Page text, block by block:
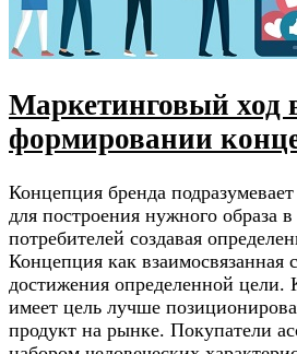
Маркетинговый ход
формировании
Концепция бренда
для построения нужного образа
потребителей создавая
Концепция как взаимосвязанная
достижения определенной цели.
имеет цель лучше
продукт на рынке. Покупатели